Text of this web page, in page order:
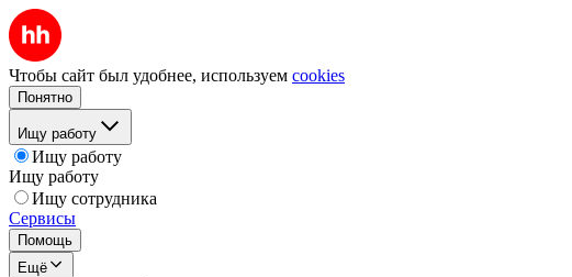
Чтобы сайт был удобнее, используем cookies
Понятно
Ищу работу
Ищу работу
Ищу работу
Ищу сотрудника
Сервисы
Помощь
Ещё